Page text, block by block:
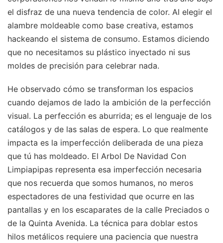
el disfraz de una nueva tendencia de color. Al elegir el
alambre moldeable como base creativa, estamos
hackeando el sistema de consumo. Estamos diciendo
que no necesitamos su plástico inyectado ni sus
moldes de precisión para celebrar nada.
He observado cómo se transforman los espacios
cuando dejamos de lado la ambición de la perfección
visual. La perfección es aburrida; es el lenguaje de los
catálogos y de las salas de espera. Lo que realmente
impacta es la imperfección deliberada de una pieza
que tú has moldeado. El Arbol De Navidad Con
Limpiapipas representa esa imperfección necesaria
que nos recuerda que somos humanos, no meros
espectadores de una festividad que ocurre en las
pantallas y en los escaparates de la calle Preciados o
de la Quinta Avenida. La técnica para doblar estos
hilos metálicos requiere una paciencia que nuestra